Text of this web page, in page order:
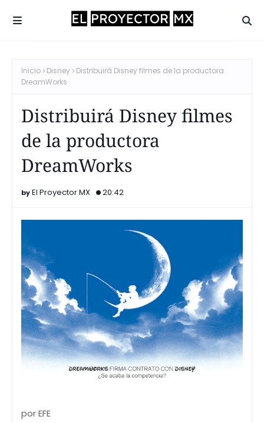
Inicio Disney
Distribuirá Disney filmes de la productora
DreamWorks
Distribuirá Disney filmes
de la productora
DreamWorks
El Proyector MX 20:42
por EFE